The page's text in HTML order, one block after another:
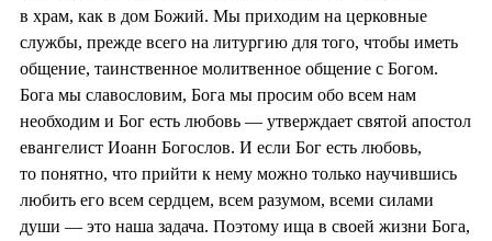
в храм, как в дом Божий. Мы приходим на церковные
службы, прежде всего на литургию для того, чтобы иметь
общение, таинственное молитвенное общение с Богом.
Бога мы славословим, Бога мы просим обо всем нам
необходим и Бог есть любовь — утверждает святой апостол
евангелист Иоанн Богослов. И если Бог есть любовь,
то понятно, что прийти к нему можно только научившись
любить его всем сердцем, всем разумом, всеми силами
души — это наша задача. Поэтому ища в своей жизни Бога,